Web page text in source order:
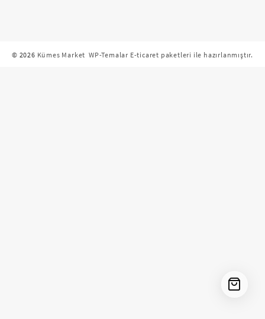
© 2026 Kümes Market WP-Temalar E-ticaret paketleri ile hazırlanmıştır.